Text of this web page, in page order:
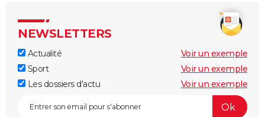
NEWSLETTERS
Actualité
Voir un exemple
Sport
Voir un exemple
Les dossiers d'actu
Voir un exemple